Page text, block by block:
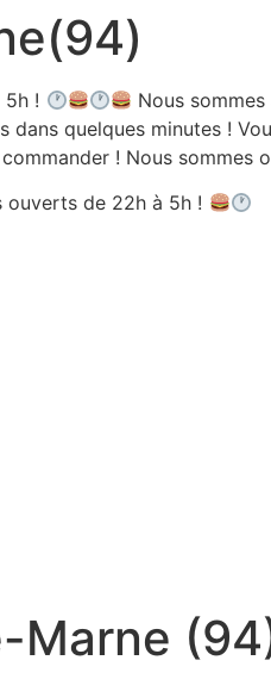
!
Nous
dans quelques minutes !
! Nous sommes
ouverts de 22h à 5h !
Marne